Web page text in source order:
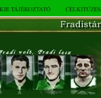
TÁJÉKOZTATÓ